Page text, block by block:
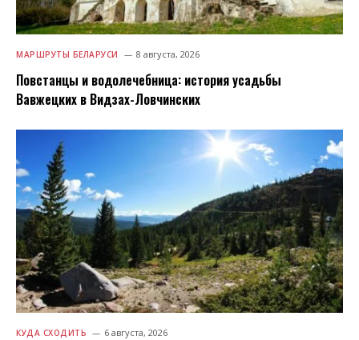
МАРШРУТЫ БЕЛАРУСИ 8 августа, 2026
Повстанцы и водолечебница: история усадьбы
Вавжецких в Видзах-Ловчинских
КУДА СХОДИТЬ 6 августа, 2026